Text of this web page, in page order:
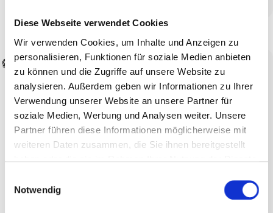
Diese Webseite verwendet Cookies
Wir verwenden Cookies, um Inhalte und Anzeigen zu
personalisieren, Funktionen für soziale Medien anbieten
zu können und die Zugriffe auf unsere Website zu
analysieren. Außerdem geben wir Informationen zu Ihrer
Verwendung unserer Website an unsere Partner für
soziale Medien, Werbung und Analysen weiter. Unsere
Partner führen diese Informationen möglicherweise mit
weiteren Daten zusammen, die Sie ihnen bereitgestellt
Notwendig
Maxi-Club (5 - 7 Jahre)
immer montags, 16:30 Uhr (Studio 3)
immer dienstags, 16:00 Uhr (Studio 3)
In der Altersgruppe ab 5 Jahren werden einfache
Tänze und Choreographien unterrichtet, die Laune
>Zur Anmeldung<